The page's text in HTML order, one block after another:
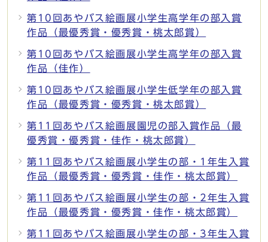
第10回あやバス絵画展小学生高学年の部入賞
作品（最優秀賞・優秀賞・桃太郎賞）
第10回あやバス絵画展小学生高学年の部入賞
作品（佳作）
第10回あやバス絵画展小学生低学年の部入賞
作品（最優秀賞・優秀賞・桃太郎賞）
第11回あやバス絵画展園児の部入賞作品（最
優秀賞・優秀賞・佳作・桃太郎賞）
第11回あやバス絵画展小学生の部・1年生入賞
作品（最優秀賞・優秀賞・佳作・桃太郎賞）
第11回あやバス絵画展小学生の部・2年生入賞
作品（最優秀賞・優秀賞・佳作・桃太郎賞）
第11回あやバス絵画展小学生の部・3年生入賞